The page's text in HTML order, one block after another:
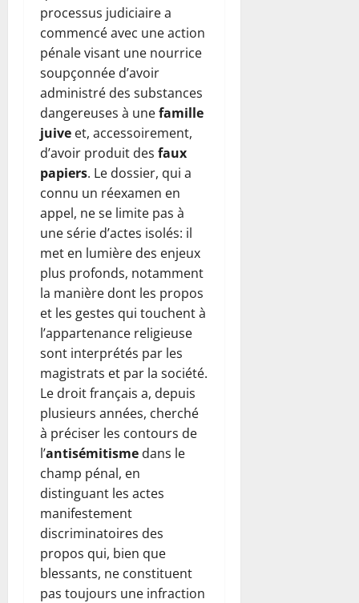
processus judiciaire a
commencé avec une action
pénale visant une nourrice
soupçonnée d’avoir
administré des substances
dangereuses à unefamille
juive et, accessoirement,
d’avoir produit des faux
papiers. Le dossier, qui a
connu un réexamen en
appel, ne se limite pas à
une série d’actes isolés: il
met en lumière des enjeux
plus profonds, notamment
la manière dont les propos
et les gestes qui touchent à
l’appartenance religieuse
sont interprétés par les
magistrats et par la société.
Le droit français a, depuis
plusieurs années, cherché
à préciser les contours de
l’antisémitisme dans le
champ pénal, en
distinguant les actes
manifestement
discriminatoires des
propos qui, bien que
blessants, ne constituent
pas toujours une infraction